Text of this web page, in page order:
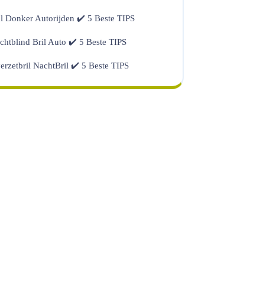
Donker Autorijden ✔️ 5 Beste TIPS
Bril Auto ✔️ 5 Beste TIPS
NachtBril ✔️ 5 Beste TIPS